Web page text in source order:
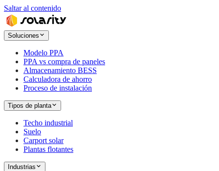
Saltar al contenido
Soluciones
Modelo PPA
PPA vs compra de paneles
Almacenamiento BESS
Calculadora de ahorro
Proceso de instalación
Tipos de planta
Techo industrial
Suelo
Carport solar
Plantas flotantes
Industrias